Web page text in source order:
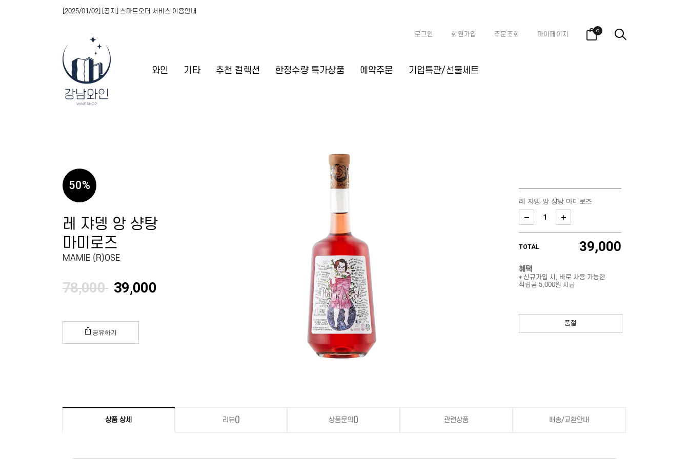
와인 기타 추천 컬렉션 한정수량 특가상품 예약주문 기업특판/선물세트
[2025/01/02] [공지] 스마트오더 서비스 이용안내
로그인 회원가입 주문조회 마이페이지 0
50%
레 쟈뎅 앙 샹탕
마미로즈
MAMIE (R)OSE
78,000 39,000
공유하기
레 쟈뎅 앙 샹탕 마미로즈
TOTAL 39,000
혜택
* 신규가입 시, 바로 사용 가능한
적립금 5,000원 지급
품절
상품 상세 리뷰() 상품문의 () 관련상품 배송/교환안내